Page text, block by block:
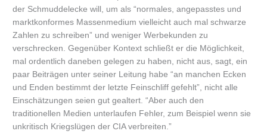
der Schmuddelecke will, um als “normales, angepasstes und
marktkonformes Massenmedium vielleicht auch mal schwarze
Zahlen zu schreiben” und weniger Werbekunden zu
verschrecken. Gegenüber Kontext schließt er die Möglichkeit,
mal ordentlich daneben gelegen zu haben, nicht aus, sagt, ein
paar Beiträgen unter seiner Leitung habe “an manchen Ecken
und Enden bestimmt der letzte Feinschliff gefehlt”, nicht alle
Einschätzungen seien gut gealtert. “Aber auch den
traditionellen Medien unterlaufen Fehler, zum Beispiel wenn sie
unkritisch Kriegslügen der CIA verbreiten.”